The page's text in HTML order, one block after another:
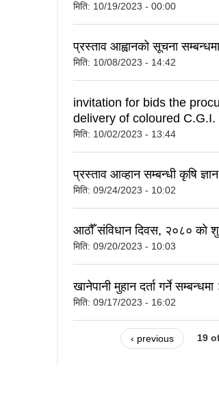
मिति: 10/19/2023 - 00:00
प्रस्ताव आह्वानको सूचना
मिति: 10/08/2023 - 14:42
invitation for bids the
delivery of coloured C.G.I.
मिति: 10/02/2023 - 13:44
प्रस्ताव आव्हान सम्बन्धी कृषि
मिति: 09/24/2023 - 10:02
आठौँ संविधान दिवस, २०८० को
मिति: 09/20/2023 - 10:03
खानेपानी मुहान दर्ता गर्ने
मिति: 09/17/2023 - 16:02
‹ previous 19